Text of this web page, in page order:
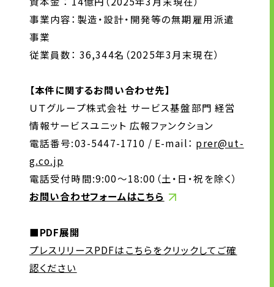
事業内容：製造・設計・開発等の無期雇用派遣
事業
従業員数： 36,344名（2025年3月末現在）
【本件に関するお問い合わせ先】
ＵＴグループ株式会社 サービス基盤部門 経営
情報サービスユニット 広報ファンクション
電話番号:03-5447-1710 / E-mail： prer@ut-
g.co.jp
電話受付時間:9:00～18:00（土・日・祝を除く）
お問い合わせフォームはこちら
■PDF展開
プレスリリースPDFはこちらをクリックしてご確
認ください